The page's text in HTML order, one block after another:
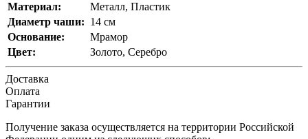
Материал:
Металл, Пластик
Диаметр чаши: 14 см
Основание:
Мрамор
Цвет:
Золото, Серебро
Доставка
Оплата
Гарантии
Получение заказа осуществляется на территории Российской